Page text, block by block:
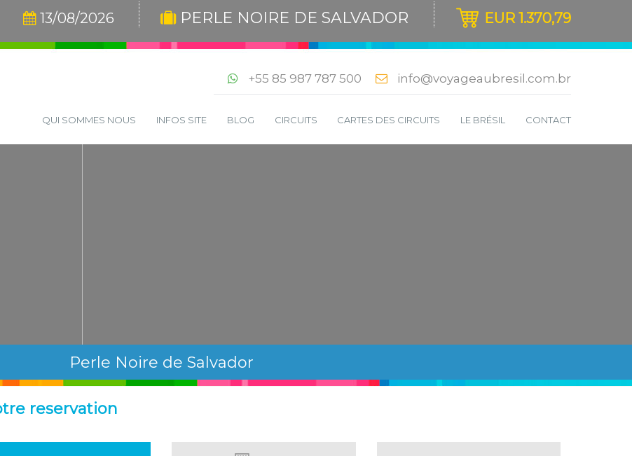
+55 85 987 787 500 info@voyageaubresil.com.br
QUI SOMMES NOUS INFOS SITE BLOG CIRCUITS CARTES DES CIRCUITS LE BRÉSIL CONTACT
13/08/2026 PERLE NOIRE DE SALVADOR EUR 1.370,79
Perle Noire de Salvador
reservation